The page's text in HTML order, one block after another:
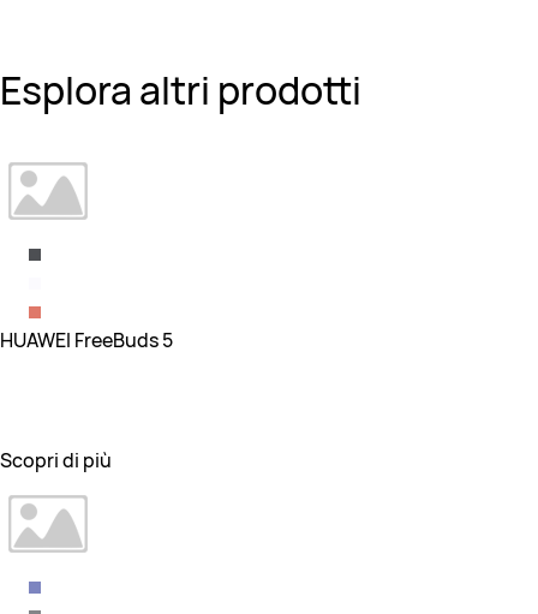
Esplora altri prodotti
HUAWEI FreeBuds 5
Scopri di più